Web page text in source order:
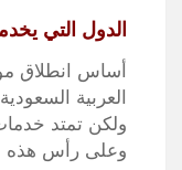
الدول التي
أساس انطلاق
العربية
ولكن تمتد
وعلى رأس هذه